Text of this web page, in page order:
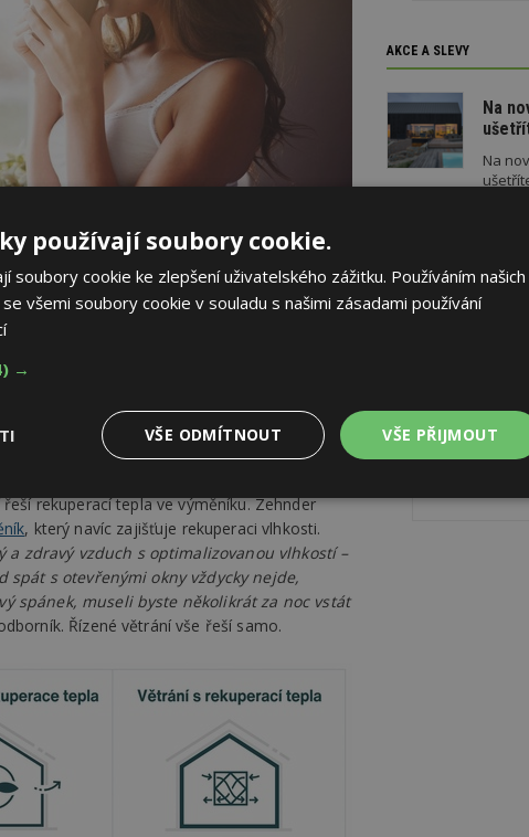
nemovitosti i energetickou úsporu. Zdroj:
se tím snižuje výkon a kvalita větrání. V létě
je problém nejen vlhkosti a teploty
rekuperací tepla ve výměníku. Zehnder
, který navíc zajišťuje rekuperaci vlhkosti.
zdravý vzduch s optimalizovanou vlhkostí –
s otevřenými okny vždycky nejde,
spánek, museli byste několikrát za noc vstát
Řízené větrání vše řeší samo.
AKCE A SLEVY
Na
Na
používají soubory cookie.
cookie ke zlepšení uživatelského zážitku. Používáním našich
všemi soubory cookie v souladu s našimi zásadami používání
→
VŠE PŘIJMOUT
VŠE ODMÍTNOUT
Soubory cílení
Funkční
soubory
Nezařazené
nutných souborů cookie správně používat.
Provider
Doména
Popis
www.estav.cz
Hotjar o tom, zda je tento návštěvník zahrnut do